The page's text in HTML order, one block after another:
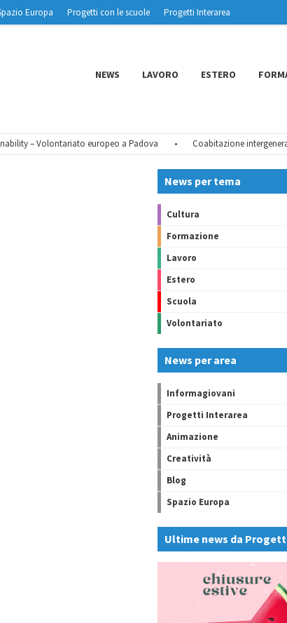
Europa Progetti con le scuole
Progetti Interarea
NEWS LAVORO ESTERO
– Volontariato europeo a Padova Coabitazione
News per tema
Cultura
Formazione
Lavoro
Estero
Scuola
Volontariato
News per area
Informagiovani
Progetti Interarea
Animazione
Creatività
Blog
Spazio Europa
Ultime news da